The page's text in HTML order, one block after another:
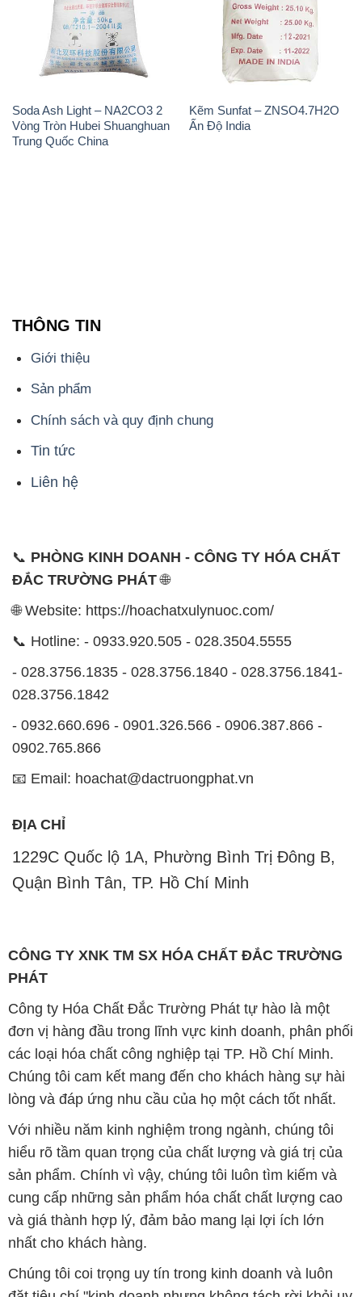
Soda Ash Light – NA2CO3 2
Vòng Tròn Hubei Shuanghuan
Trung Quốc China
Kẽm Sunfat – ZNSO4.7H2O
Ấn Độ India
THÔNG TIN
Giới thiệu
Sản phẩm
Chính sách và quy định chung
Tin tức
Liên hệ
📞 PHÒNG KINH DOANH - CÔNG TY HÓA CHẤT
ĐẮC TRƯỜNG PHÁT🌐
🌐 Website: https://hoachatxulynuoc.com/
📞 Hotline: - 0933.920.505 - 028.3504.5555
- 028.3756.1835 - 028.3756.1840 - 028.3756.1841-
028.3756.1842
- 0932.660.696 - 0901.326.566 - 0906.387.866 -
0902.765.866
📧 Email: hoachat@dactruongphat.vn
ĐỊA CHỈ
1229C Quốc lộ 1A, Phường Bình Trị Đông B,
Quận Bình Tân, TP. Hồ Chí Minh
CÔNG TY XNK TM SX HÓA CHẤT ĐẮC TRƯỜNG
PHÁT
Công ty Hóa Chất Đắc Trường Phát tự hào là một
đơn vị hàng đầu trong lĩnh vực kinh doanh, phân phối
các loại hóa chất công nghiệp tại TP. Hồ Chí Minh.
Chúng tôi cam kết mang đến cho khách hàng sự hài
lòng và đáp ứng nhu cầu của họ một cách tốt nhất.
Với nhiều năm kinh nghiệm trong ngành, chúng tôi
hiểu rõ tầm quan trọng của chất lượng và giá trị của
sản phẩm. Chính vì vậy, chúng tôi luôn tìm kiếm và
cung cấp những sản phẩm hóa chất chất lượng cao
và giá thành hợp lý, đảm bảo mang lại lợi ích lớn
nhất cho khách hàng.
Chúng tôi coi trọng uy tín trong kinh doanh và luôn